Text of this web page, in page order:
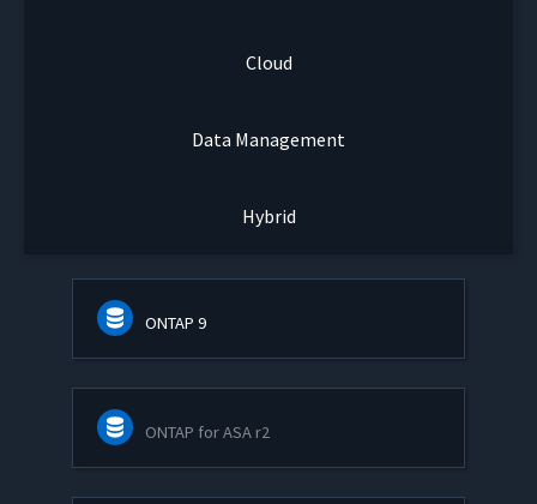
Cloud
Data Management
Hybrid
ONTAP 9
ONTAP for ASA r2